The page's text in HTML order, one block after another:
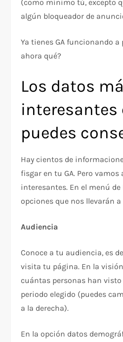
(como mínimo tú, excepto
algún bloqueador de
Ya tienes GA funcionando
ahora qué?
Los datos
interesantes
puedes
Hay cientos de
fisgar en tu GA. Pero
interesantes. En el menú
opciones que nos llevarán
Audiencia
Conoce a tu audiencia, es
visita tu página. En la
cuántas personas han
periodo elegido (puedes
a la derecha).
En la opción datos